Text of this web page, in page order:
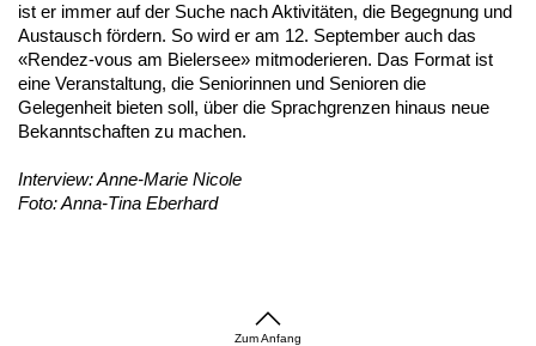
ist er immer auf der Suche nach Aktivitäten, die Begegnung und
Austausch fördern. So wird er am 12. September auch das
«Rendez-vous am Bielersee» mitmoderieren. Das Format ist
eine Veranstaltung, die Seniorinnen und Senioren die
Gelegenheit bieten soll, über die Sprachgrenzen hinaus neue
Bekanntschaften zu machen.
Interview: Anne-Marie Nicole
Foto: Anna-Tina Eberhard
Zum Anfang